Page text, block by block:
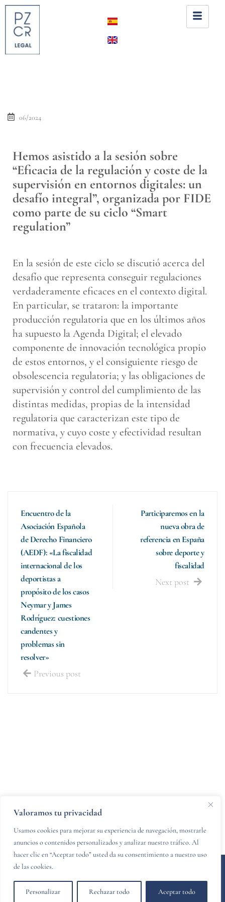
Valoramos tu privacidad
Usamos cookies para mejorar su experiencia de navegación, mostrarle
anuncios o contenidos personalizados y analizar nuestro tráfico. Al
hacer clic en “Aceptar todo” usted da su consentimiento a nuestro uso
de las cookies.
Personalizar Rechazar todo Aceptar todo
06/2024
Hemos asistido a la sesión sobre
“Eficacia de la regulación y coste de la
supervisión en entornos digitales: un
desafío integral”, organizada por FIDE
como parte de su ciclo “Smart
regulation”
En la sesión de este ciclo se discutió acerca del
desafío que representa conseguir regulaciones
verdaderamente eficaces en el contexto digital.
En particular, se trataron: la importante
producción regulatoria que en los últimos años
ha supuesto la Agenda Digital; el elevado
componente de innovación tecnológica propio
de estos entornos, y el consiguiente riesgo de
obsolescencia regulatoria; y las obligaciones de
supervisión y control del cumplimiento de las
distintas medidas, propias de la intensidad
regulatoria que caracterizan este tipo de
normativa, y cuyo coste y efectividad resultan
con frecuencia elevados.
Encuentro de la
Asociación Española
de Derecho Financiero
(AEDF): «La fiscalidad
internacional de los
deportistas a
propósito de los casos
Neymar y James
Rodríguez: cuestiones
candentes y
problemas sin
resolver»
Previous post
Participaremos en la
nueva obra de
referencia en España
sobre deporte y
fiscalidad
Next post
Aviso Legal Política de Privacidad Política de Cookies